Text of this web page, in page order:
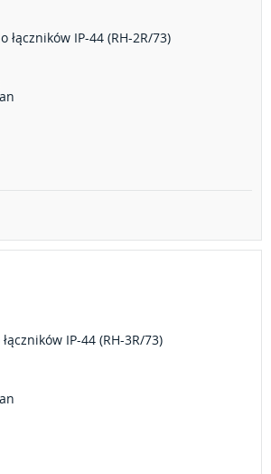
łączników IP-44 (RH-2R/73)
IP-44 (RH-3R/73)